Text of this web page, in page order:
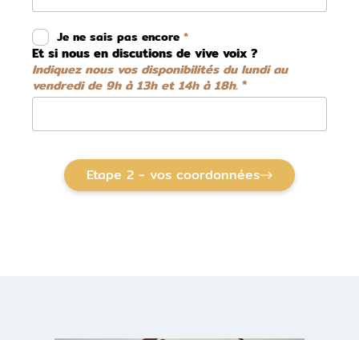
Je ne sais pas encore
Et si nous en discutions de vive voix ?
Indiquez nous vos disponibilités du lundi au
vendredi de 9h à 13h et 14h à 18h.
Etape 2 - vos coordonnées